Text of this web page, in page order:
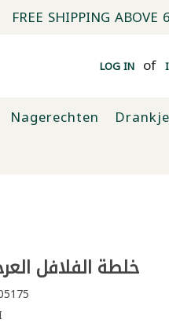
FREE SHIPPING
LOG IN of
Nagerechten
خلطة الفلافل